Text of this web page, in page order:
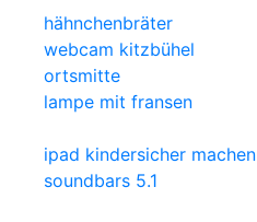
hähnchenbräter
webcam kitzbühel
ortsmitte
lampe mit fransen
ipad kindersicher machen
soundbars 5.1